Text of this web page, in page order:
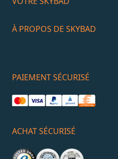
À PROPOS DE SKYBAD
PAIEMENT SÉCURISÉ
ACHAT SÉCURISÉ